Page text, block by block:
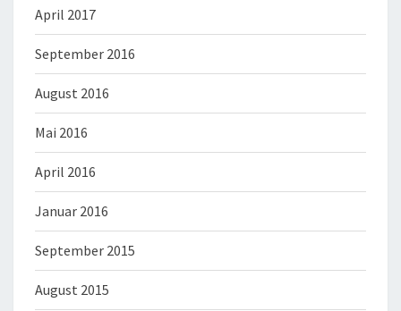
April 2017
September 2016
August 2016
Mai 2016
April 2016
Januar 2016
September 2015
August 2015